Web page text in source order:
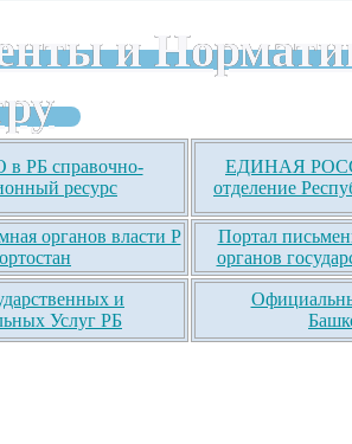
и
РБ справочно-
ресурс
ЕДИНАЯ
отделение
органов власти Р
Портал
органов
и
Услуг РБ